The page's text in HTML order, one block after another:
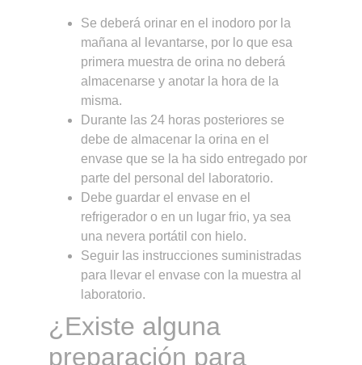
Se deberá orinar en el inodoro por la
mañana al levantarse, por lo que esa
primera muestra de orina no deberá
almacenarse y anotar la hora de la
misma.
Durante las 24 horas posteriores se
debe de almacenar la orina en el
envase que se la ha sido entregado por
parte del personal del laboratorio.
Debe guardar el envase en el
refrigerador o en un lugar frio, ya sea
una nevera portátil con hielo.
Seguir las instrucciones suministradas
para llevar el envase con la muestra al
laboratorio.
¿Existe alguna
preparación para